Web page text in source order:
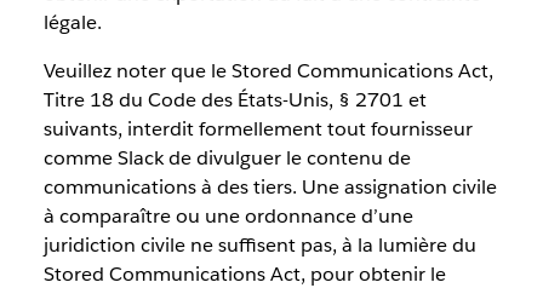
légale.
Veuillez noter que le Stored Communications Act,
Titre 18 du Code des États-Unis, § 2701 et
suivants, interdit formellement tout fournisseur
comme Slack de divulguer le contenu de
communications à des tiers. Une assignation civile
à comparaître ou une ordonnance d’une
juridiction civile ne suffisent pas, à la lumière du
Stored Communications Act, pour obtenir le